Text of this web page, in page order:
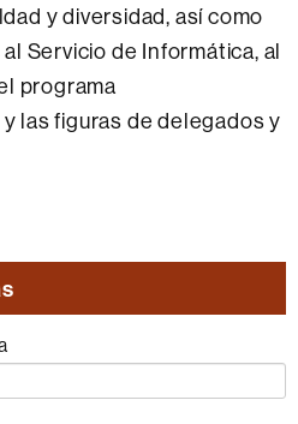
y diversidad, así como
Servicio de Informática, al
programa
las figuras de delegados y